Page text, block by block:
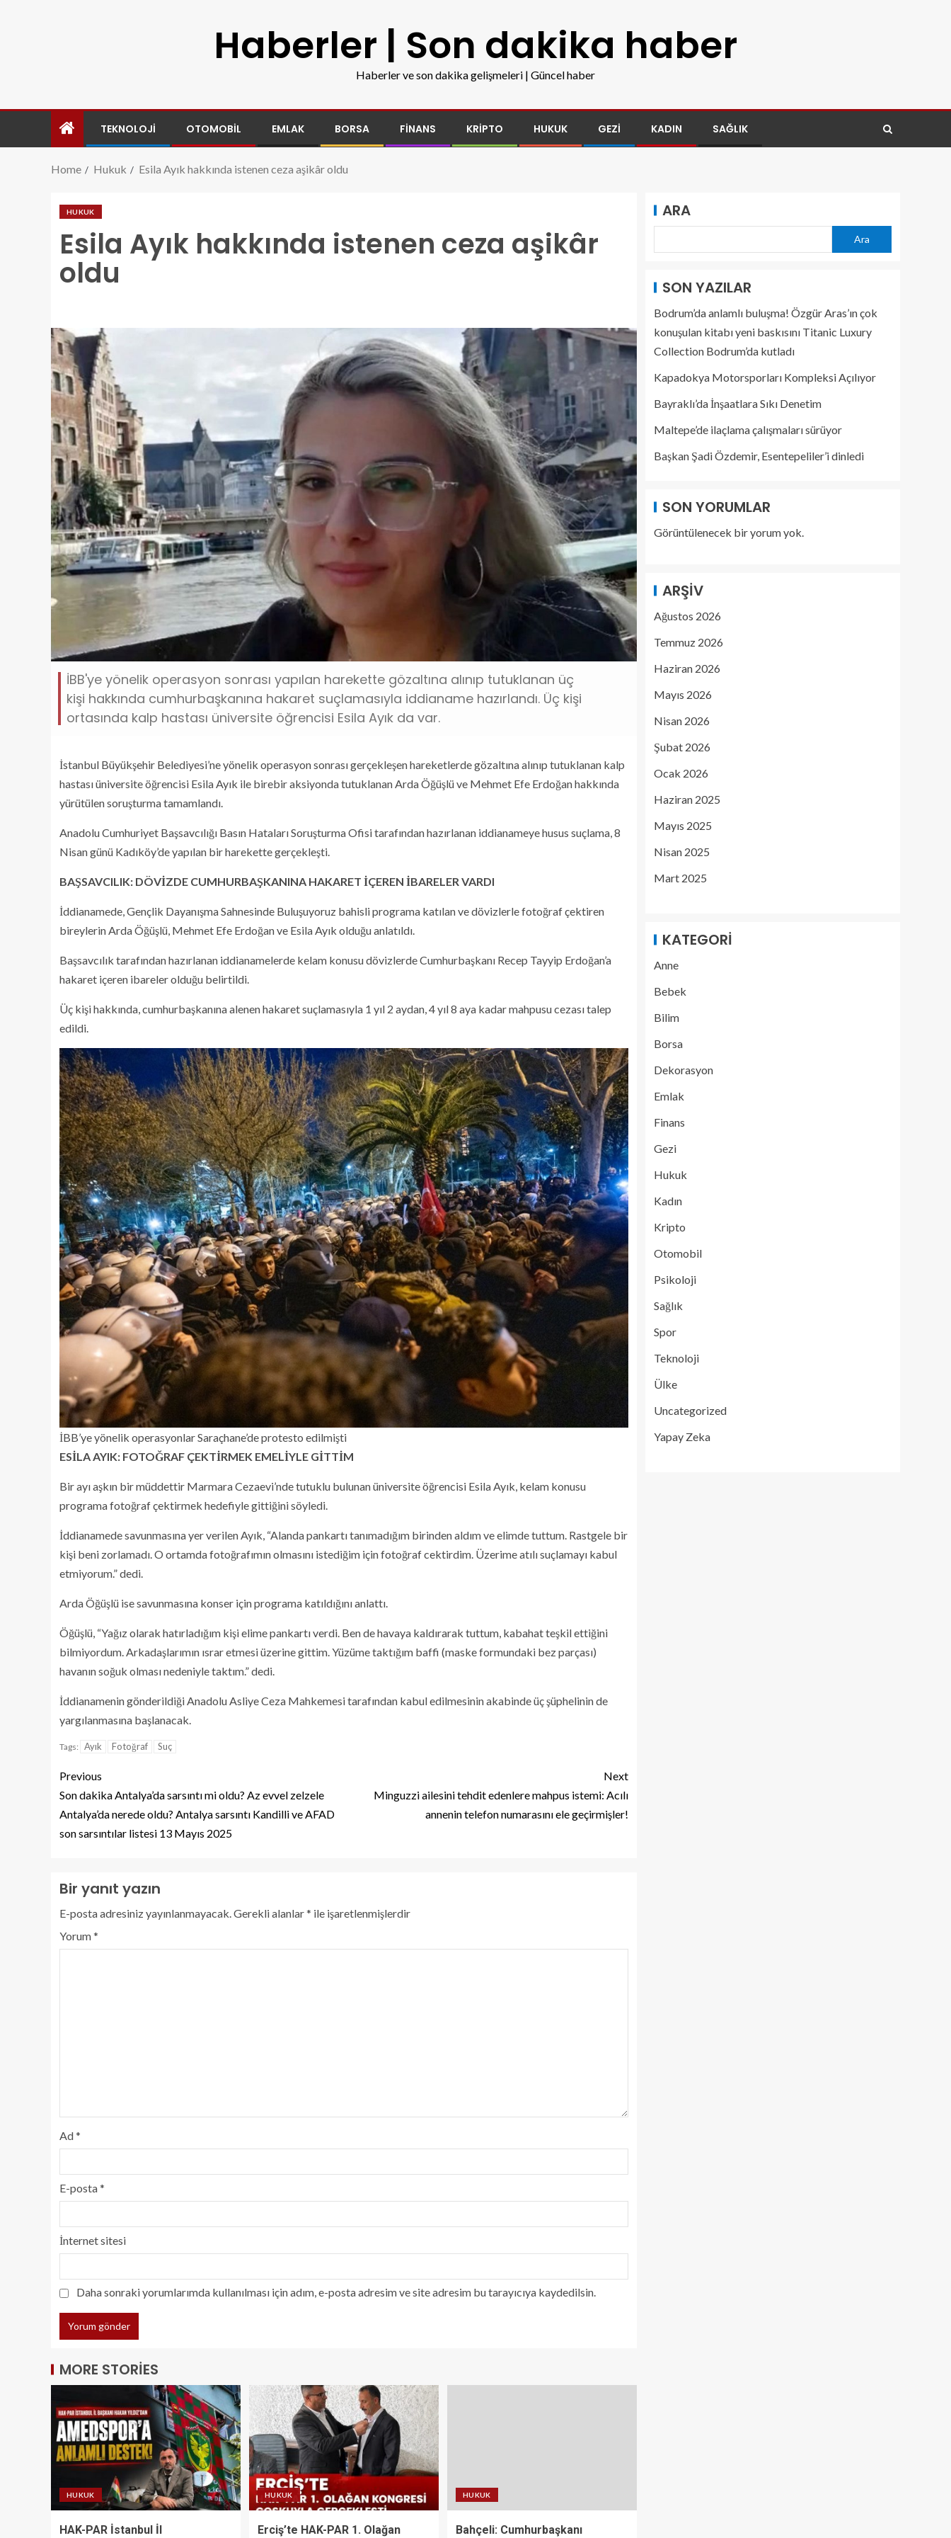
Haberler | Son dakika haber
Haberler ve son dakika gelişmeleri | Güncel haber
TEKNOLOJI OTOMOBIL EMLAK BORSA FINANS KRIPTO HUKUK GEZI KADIN SAĞLIK
Home Hukuk Esila Ayık hakkında istenen ceza aşikâr oldu
HUKUK
Esila Ayık hakkında istenen ceza aşikâr
oldu
İBB'ye yönelik operasyon sonrası yapılan harekette gözaltına alınıp tutuklanan üç
kişi hakkında cumhurbaşkanına hakaret suçlamasıyla iddianame hazırlandı. Üç kişi
ortasında kalp hastası üniversite öğrencisi Esila Ayık da var.
İstanbul Büyükşehir Belediyesi’ne yönelik operasyon sonrası gerçekleşen hareketlerde gözaltına alınıp tutuklanan kalp
hastası üniversite öğrencisi Esila Ayık ile birebir aksiyonda tutuklanan Arda Öğüşlü ve Mehmet Efe Erdoğan hakkında
yürütülen soruşturma tamamlandı.
Anadolu Cumhuriyet Başsavcılığı Basın Hataları Soruşturma Ofisi tarafından hazırlanan iddianameye husus suçlama, 8
Nisan günü Kadıköy’de yapılan bir harekette gerçekleşti.
BAŞSAVCILIK: DÖVİZDE CUMHURBAŞKANINA HAKARET İÇEREN İBARELER VARDI
İddianamede, Gençlik Dayanışma Sahnesinde Buluşuyoruz bahisli programa katılan ve dövizlerle fotoğraf çektiren
bireylerin Arda Öğüşlü, Mehmet Efe Erdoğan ve Esila Ayık olduğu anlatıldı.
Başsavcılık tarafından hazırlanan iddianamelerde kelam konusu dövizlerde Cumhurbaşkanı Recep Tayyip Erdoğan’a
hakaret içeren ibareler olduğu belirtildi.
Üç kişi hakkında, cumhurbaşkanına alenen hakaret suçlamasıyla 1 yıl 2 aydan, 4 yıl 8 aya kadar mahpusu cezası talep
edildi.
İBB’ye yönelik operasyonlar Saraçhane’de protesto edilmişti
ESİLA AYIK: FOTOĞRAF ÇEKTİRMEK EMELİYLE GİTTİM
Bir ayı aşkın bir müddettir Marmara Cezaevi’nde tutuklu bulunan üniversite öğrencisi Esila Ayık, kelam konusu
programa fotoğraf çektirmek hedefiyle gittiğini söyledi.
İddianamede savunmasına yer verilen Ayık, “Alanda pankartı tanımadığım birinden aldım ve elimde tuttum. Rastgele bir
kişi beni zorlamadı. O ortamda fotoğrafımın olmasını istediğim için fotoğraf cektirdim. Üzerime atılı suçlamayı kabul
etmiyorum.” dedi.
Arda Öğüşlü ise savunmasına konser için programa katıldığını anlattı.
Öğüşlü, “Yağız olarak hatırladığım kişi elime pankartı verdi. Ben de havaya kaldırarak tuttum, kabahat teşkil ettiğini
bilmiyordum. Arkadaşlarımın ısrar etmesi üzerine gittim. Yüzüme taktığım baffi (maske formundaki bez parçası)
havanın soğuk olması nedeniyle taktım.” dedi.
İddianamenin gönderildiği Anadolu Asliye Ceza Mahkemesi tarafından kabul edilmesinin akabinde üç şüphelinin de
yargılanmasına başlanacak.
Tags: Ayık Fotoğraf Suç
Previous
Son dakika Antalya’da sarsıntı mi oldu? Az evvel zelzele
Antalya’da nerede oldu? Antalya sarsıntı Kandilli ve AFAD
son sarsıntılar listesi 13 Mayıs 2025
Next
Minguzzi ailesini tehdit edenlere mahpus istemi: Acılı
annenin telefon numarasını ele geçirmişler!
Bir yanıt yazın
E-posta adresiniz yayınlanmayacak. Gerekli alanlar* ile işaretlenmişlerdir
Yorum*
Ad*
E-posta*
İnternet sitesi
Daha sonraki yorumlarımda kullanılması için adım, e-posta adresim ve site adresim bu tarayıcıya kaydedilsin.
MORE STORIES
HUKUK
HAK-PAR İstanbul İl
HUKUK
Erciş’te HAK-PAR 1. Olağan
HUKUK
Bahçeli: Cumhurbaşkanı
ARA
Ara
SON YAZILAR
Bodrum’da anlamlı buluşma! Özgür Aras’ın çok
konuşulan kitabı yeni baskısını Titanic Luxury
Collection Bodrum’da kutladı
Kapadokya Motorsporları Kompleksi Açılıyor
Bayraklı’da İnşaatlara Sıkı Denetim
Maltepe’de ilaçlama çalışmaları sürüyor
Başkan Şadi Özdemir, Esentepeliler’i dinledi
SON YORUMLAR
Görüntülenecek bir yorum yok.
ARŞIV
Ağustos 2026
Temmuz 2026
Haziran 2026
Mayıs 2026
Nisan 2026
Şubat 2026
Ocak 2026
Haziran 2025
Mayıs 2025
Nisan 2025
Mart 2025
KATEGORI
Anne
Bebek
Bilim
Borsa
Dekorasyon
Emlak
Finans
Gezi
Hukuk
Kadın
Kripto
Otomobil
Psikoloji
Sağlık
Spor
Teknoloji
Ülke
Uncategorized
Yapay Zeka